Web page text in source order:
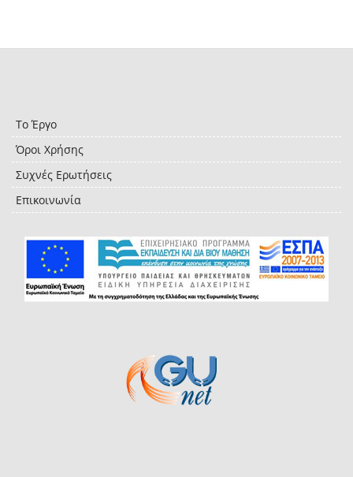
Το Έργο
Όροι Χρήσης
Συχνές Ερωτήσεις
Επικοινωνία